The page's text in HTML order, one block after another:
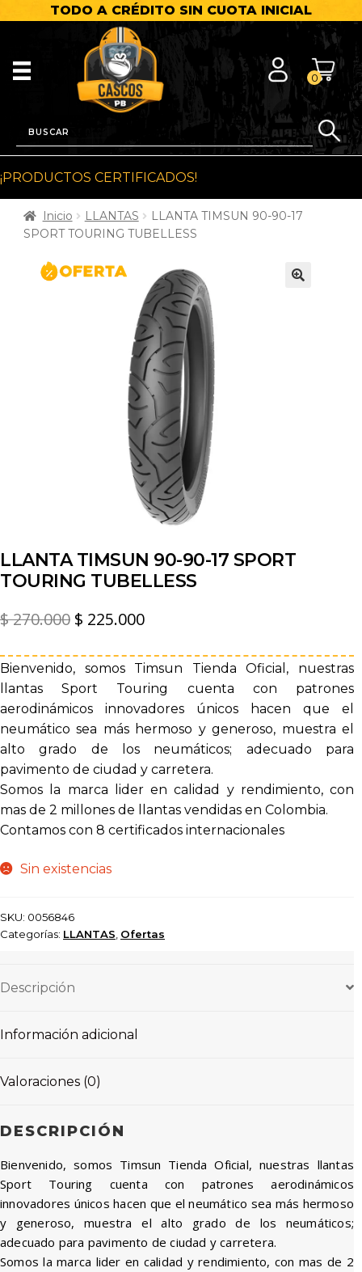
TODO A CRÉDITO SIN CUOTA INICIAL
0
¡PRODUCTOS CERTIFICADOS!
Inicio LLANTAS
LLANTA TIMSUN 90-90-17
SPORT TOURING TUBELLESS
LLANTA TIMSUN 90-90-17 SPORT
TOURING TUBELLESS
$270.000 El
original
era:
$ 270.000.
$ 225.000El
actual
es:
$ 225.000.
Bienvenido, somos Timsun Tienda Oficial, nuestras
llantas Sport Touring cuenta con patrones
aerodinámicos innovadores únicos hacen que el
neumático sea más hermoso y generoso, muestra el
alto grado de los neumáticos; adecuado para
pavimento de ciudad y carretera.
Somos la marca lider en calidad y rendimiento, con
mas de 2 millones de llantas vendidas en Colombia.
Contamos con 8 certificados internacionales
Sin existencias
SKU: 0056846
Categorías: LLANTAS Ofertas
Descripción
Información adicional
Valoraciones (0)
DESCRIPCIÓN
Bienvenido, somos Timsun Tienda Oficial, nuestras llantas
Sport Touring cuenta con patrones aerodinámicos
innovadores únicos hacen que el neumático sea más hermoso
y generoso, muestra el alto grado de los neumáticos;
adecuado para pavimento de ciudad y carretera.
Somos la marca lider en calidad y rendimiento, con mas de 2